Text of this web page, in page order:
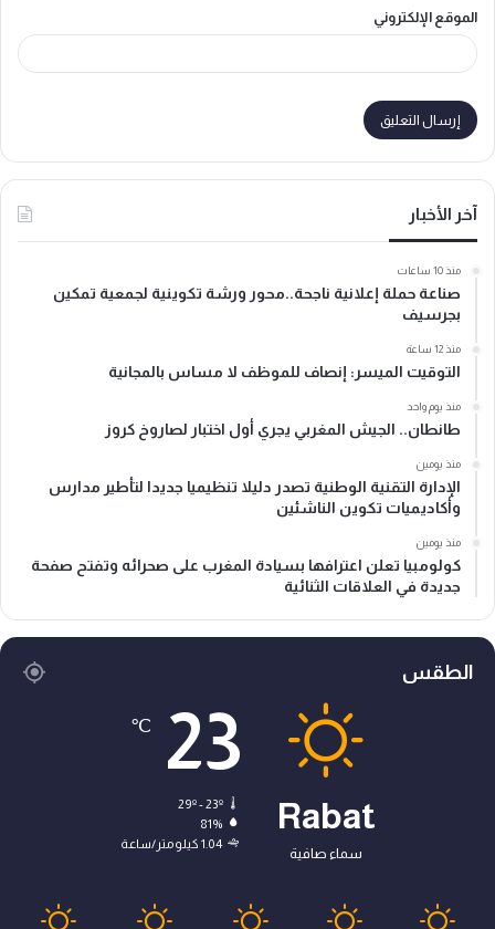
الموقع الإلكتروني
آخر الأخبار
منذ 10 ساعات
صناعة حملة إعلانية ناجحة..محور ورشة تكوينية لجمعية تمكين
بجرسيف
منذ 12 ساعة
التوقيت الميسر: إنصاف للموظف لا مساس بالمجانية
منذ يوم واحد
طانطان.. الجيش المغربي يجري أول اختبار لصاروخ كروز
منذ يومين
الإدارة التقنية الوطنية تصدر دليلا تنظيميا جديدا لتأطير مدارس
وأكاديميات تكوين الناشئين
منذ يومين
كولومبيا تعلن اعترافها بسيادة المغرب على صحرائه وتفتح صفحة
جديدة في العلاقات الثنائية
الطقس
Rabat
سماء صافية
23
℃
29º - 23º
81%
1.04 كيلومتر/ساعة